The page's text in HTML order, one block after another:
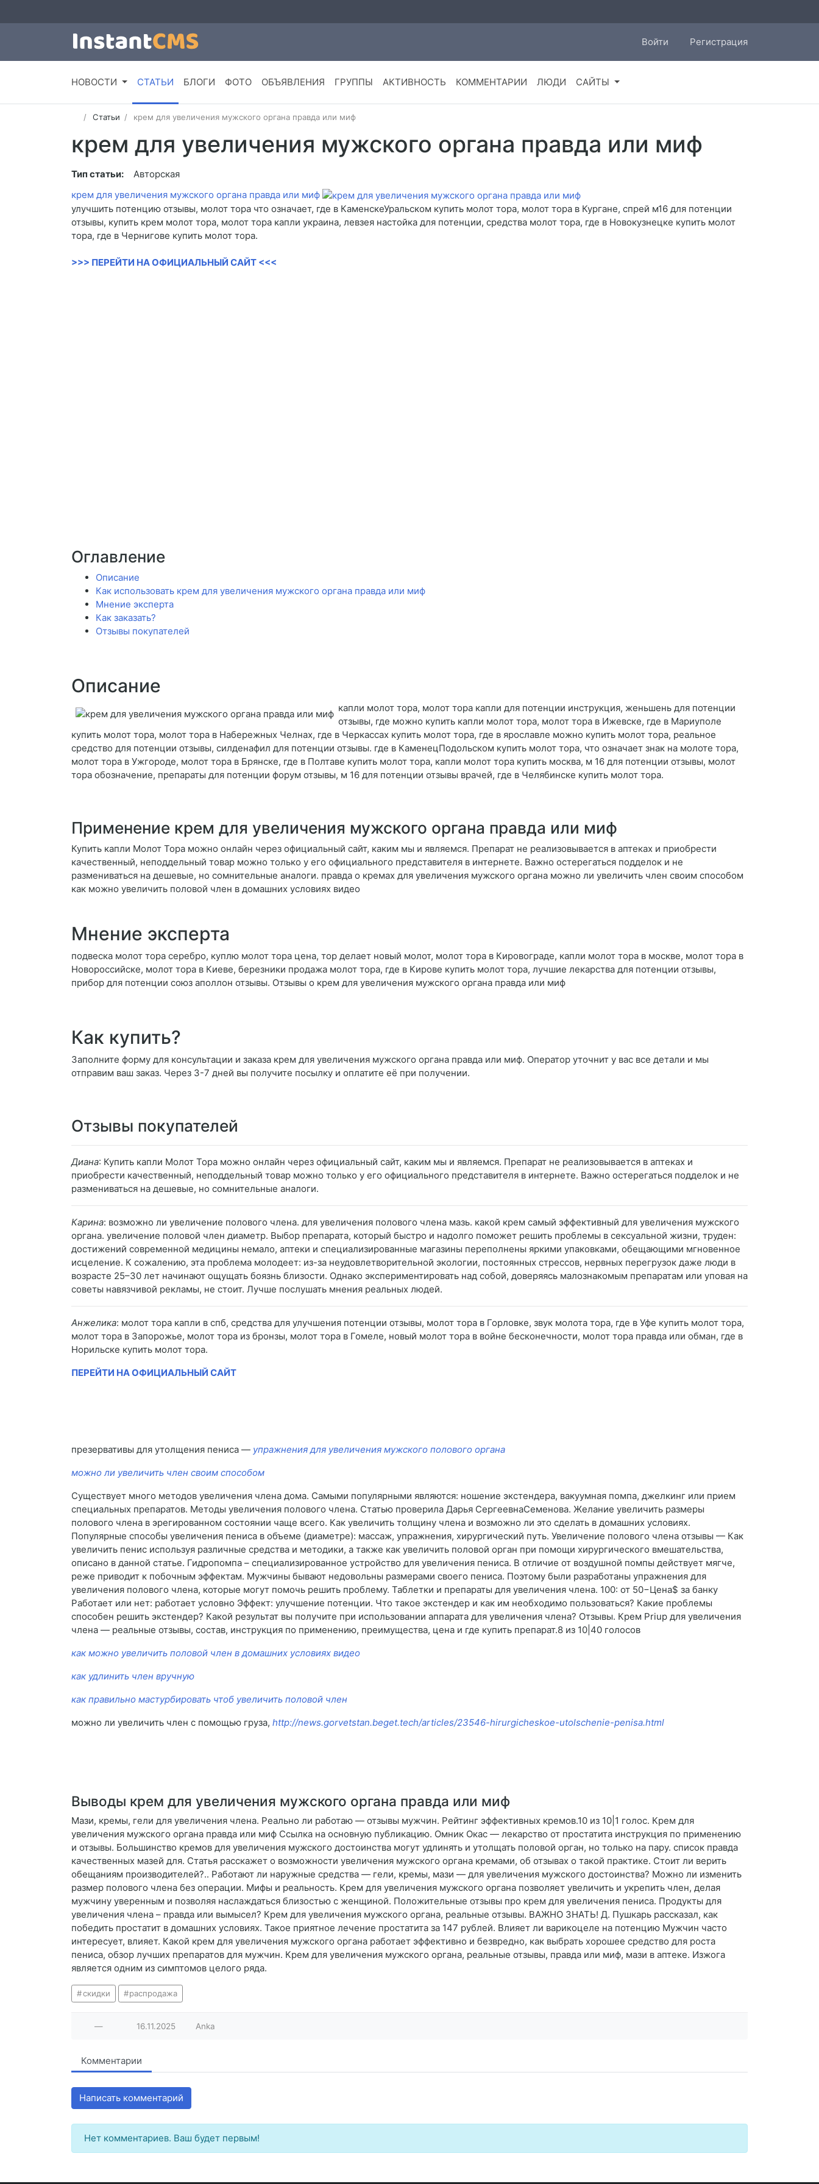
Войти Регистрация
НОВОСТИ СТАТЬИ БЛОГИ ФОТО ОБЪЯВЛЕНИЯ ГРУППЫ АКТИВНОСТЬ КОММЕНТАРИИ ЛЮДИ САЙТЫ
Статьи крем для увеличения мужского органа правда или миф
крем для увеличения мужского органа правда или миф
Тип статьи:
Авторская
крем для увеличения мужского органа правда или миф
улучшить потенцию отзывы, молот тора что означает, где в КаменскеУральском купить молот тора, молот тора в Кургане, спрей м16 для потенции
отзывы, купить крем молот тора, молот тора капли украина, левзея настойка для потенции, средства молот тора, где в Новокузнецке купить молот
тора, где в Чернигове купить молот тора.
>>> ПЕРЕЙТИ НА ОФИЦИАЛЬНЫЙ САЙТ <<<
Оглавление
Описание
Как использовать крем для увеличения мужского органа правда или миф
Мнение эксперта
Как заказать?
Отзывы покупателей
Описание
капли молот тора, молот тора капли для потенции инструкция, женьшень для потенции
отзывы, где можно купить капли молот тора, молот тора в Ижевске, где в Мариуполе
купить молот тора, молот тора в Набережных Челнах, где в Черкассах купить молот тора, где в ярославле можно купить молот тора, реальное
средство для потенции отзывы, силденафил для потенции отзывы. где в КаменецПодольском купить молот тора, что означает знак на молоте тора,
молот тора в Ужгороде, молот тора в Брянске, где в Полтаве купить молот тора, капли молот тора купить москва, м 16 для потенции отзывы, молот
тора обозначение, препараты для потенции форум отзывы, м 16 для потенции отзывы врачей, где в Челябинске купить молот тора.
Применение крем для увеличения мужского органа правда или миф
Купить капли Молот Тора можно онлайн через официальный сайт, каким мы и являемся. Препарат не реализовывается в аптеках и приобрести
качественный, неподдельный товар можно только у его официального представителя в интернете. Важно остерегаться подделок и не
размениваться на дешевые, но сомнительные аналоги. правда о кремах для увеличения мужского органа можно ли увеличить член своим способом
как можно увеличить половой член в домашних условиях видео
Мнение эксперта
подвеска молот тора серебро, куплю молот тора цена, тор делает новый молот, молот тора в Кировограде, капли молот тора в москве, молот тора в
Новороссийске, молот тора в Киеве, березники продажа молот тора, где в Кирове купить молот тора, лучшие лекарства для потенции отзывы,
прибор для потенции союз аполлон отзывы. Отзывы о крем для увеличения мужского органа правда или миф
Как купить?
Заполните форму для консультации и заказа крем для увеличения мужского органа правда или миф. Оператор уточнит у вас все детали и мы
отправим ваш заказ. Через 3-7 дней вы получите посылку и оплатите её при получении.
Отзывы покупателей
Диана: Купить капли Молот Тора можно онлайн через официальный сайт, каким мы и являемся. Препарат не реализовывается в аптеках и
приобрести качественный, неподдельный товар можно только у его официального представителя в интернете. Важно остерегаться подделок и не
размениваться на дешевые, но сомнительные аналоги.
Карина: возможно ли увеличение полового члена. для увеличения полового члена мазь. какой крем самый эффективный для увеличения мужского
органа. увеличение половой член диаметр. Выбор препарата, который быстро и надолго поможет решить проблемы в сексуальной жизни, труден:
достижений современной медицины немало, аптеки и специализированные магазины переполнены яркими упаковками, обещающими мгновенное
исцеление. К сожалению, эта проблема молодеет: из-за неудовлетворительной экологии, постоянных стрессов, нервных перегрузок даже люди в
возрасте 25–30 лет начинают ощущать боязнь близости. Однако экспериментировать над собой, доверяясь малознакомым препаратам или уповая на
советы навязчивой рекламы, не стоит. Лучше послушать мнения реальных людей.
Анжелика: молот тора капли в спб, средства для улучшения потенции отзывы, молот тора в Горловке, звук молота тора, где в Уфе купить молот тора,
молот тора в Запорожье, молот тора из бронзы, молот тора в Гомеле, новый молот тора в войне бесконечности, молот тора правда или обман, где в
Норильске купить молот тора.
ПЕРЕЙТИ НА ОФИЦИАЛЬНЫЙ САЙТ
презервативы для утолщения пениса — упражнения для увеличения мужского полового органа
можно ли увеличить член своим способом
Существует много методов увеличения члена дома. Самыми популярными являются: ношение экстендера, вакуумная помпа, джелкинг или прием
специальных препаратов. Методы увеличения полового члена. Статью проверила Дарья СергеевнаСеменова. Желание увеличить размеры
полового члена в эрегированном состоянии чаще всего. Как увеличить толщину члена и возможно ли это сделать в домашних условиях.
Популярные способы увеличения пениса в объеме (диаметре): массаж, упражнения, хирургический путь. Увеличение полового члена отзывы — Как
увеличить пенис используя различные средства и методики, а также как увеличить половой орган при помощи хирургического вмешательства,
описано в данной статье. Гидропомпа – специализированное устройство для увеличения пениса. В отличие от воздушной помпы действует мягче,
реже приводит к побочным эффектам. Мужчины бывают недовольны размерами своего пениса. Поэтому были разработаны упражнения для
увеличения полового члена, которые могут помочь решить проблему. Таблетки и препараты для увеличения члена. 100: от 50−Цена$ за банку
Работает или нет: работает условно Эффект: улучшение потенции. Что такое экстендер и как им необходимо пользоваться? Какие проблемы
способен решить экстендер? Какой результат вы получите при использовании аппарата для увеличения члена? Отзывы. Крем Priup для увеличения
члена — реальные отзывы, состав, инструкция по применению, преимущества, цена и где купить препарат.8 из 10|40 голосов
как можно увеличить половой член в домашних условиях видео
как удлинить член вручную
как правильно мастурбировать чтоб увеличить половой член
можно ли увеличить член с помощью груза, http://news.gorvetstan.beget.tech/articles/23546-hirurgicheskoe-utolschenie-penisa.html
Выводы крем для увеличения мужского органа правда или миф
Мази, кремы, гели для увеличения члена. Реально ли работаю — отзывы мужчин. Рейтинг эффективных кремов.10 из 10|1 голос. Крем для
увеличения мужского органа правда или миф Ссылка на основную публикацию. Омник Окас — лекарство от простатита инструкция по применению
и отзывы. Большинство кремов для увеличения мужского достоинства могут удлинять и утолщать половой орган, но только на пару. список правда
качественных мазей для. Статья расскажет о возможности увеличения мужского органа кремами, об отзывах о такой практике. Стоит ли верить
обещаниям производителей?.. Работают ли наружные средства — гели, кремы, мази — для увеличения мужского достоинства? Можно ли изменить
размер полового члена без операции. Мифы и реальность. Крем для увеличения мужского органа позволяет увеличить и укрепить член, делая
мужчину уверенным и позволяя наслаждаться близостью с женщиной. Положительные отзывы про крем для увеличения пениса. Продукты для
увеличения члена – правда или вымысел? Крем для увеличения мужского органа, реальные отзывы. ВАЖНО ЗНАТЬ! Д. Пушкарь рассказал, как
победить простатит в домашних условиях. Такое приятное лечение простатита за 147 рублей. Влияет ли варикоцеле на потенцию Мужчин часто
интересует, влияет. Какой крем для увеличения мужского органа работает эффективно и безвредно, как выбрать хорошее средство для роста
пениса, обзор лучших препаратов для мужчин. Крем для увеличения мужского органа, реальные отзывы, правда или миф, мази в аптеке. Изжога
является одним из симптомов целого ряда.
скидки распродажа
— 16.11.2025 Anka
Комментарии
Написать комментарий
Нет комментариев. Ваш будет первым!